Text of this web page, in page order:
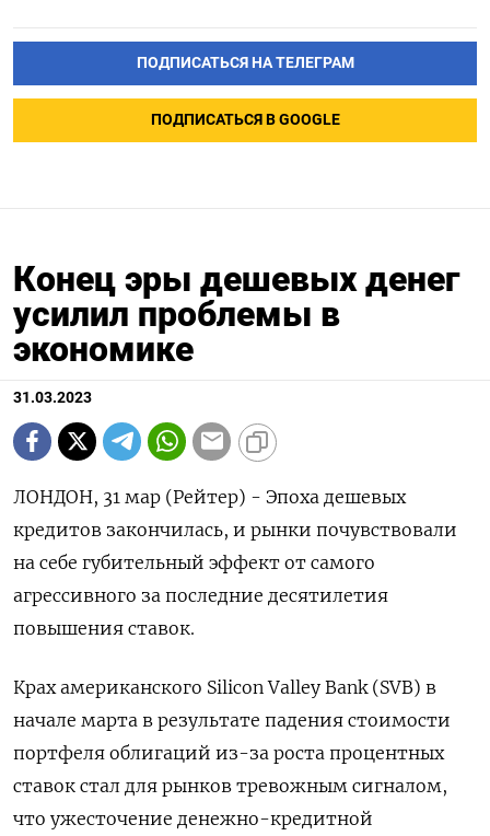
ПОДПИСАТЬСЯ НА ТЕЛЕГРАМ
ПОДПИСАТЬСЯ В GOOGLE
Конец эры дешевых денег
усилил проблемы в
экономике
31.03.2023
ЛОНДОН, 31 мар (Рейтер) - Эпоха дешевых
кредитов закончилась, и рынки почувствовали
на себе губительный эффект от самого
агрессивного за последние десятилетия
повышения ставок.
Крах американского Silicon Valley Bank (SVB) в
начале марта в результате падения стоимости
портфеля облигаций из-за роста процентных
ставок стал для рынков тревожным сигналом,
что ужесточение денежно-кредитной